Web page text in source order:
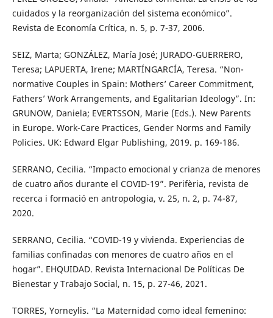
cuidados y la reorganización del sistema económico”.
Revista de Economía Crítica, n. 5, p. 7-37, 2006.
SEIZ, Marta; GONZÁLEZ, María José; JURADO-GUERRERO,
Teresa; LAPUERTA, Irene; MARTÍNGARCÍA, Teresa. “Non-
normative Couples in Spain: Mothers’ Career Commitment,
Fathers’ Work Arrangements, and Egalitarian Ideology”. In:
GRUNOW, Daniela; EVERTSSON, Marie (Eds.). New Parents
in Europe. Work-Care Practices, Gender Norms and Family
Policies. UK: Edward Elgar Publishing, 2019. p. 169-186.
SERRANO, Cecilia. “Impacto emocional y crianza de menores
de cuatro años durante el COVID-19”. Perifèria, revista de
recerca i formació en antropologia, v. 25, n. 2, p. 74-87,
2020.
SERRANO, Cecilia. “COVID-19 y vivienda. Experiencias de
familias confinadas con menores de cuatro años en el
hogar”. EHQUIDAD. Revista Internacional De Políticas De
Bienestar y Trabajo Social, n. 15, p. 27-46, 2021.
TORRES, Yorneylis. “La Maternidad como ideal femenino: